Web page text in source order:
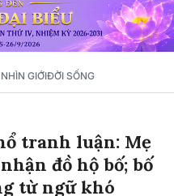
GIỚIĐỜI SỐNG
tranh luận: Mẹ
đồ hộ bố; bố
từ ngữ khó